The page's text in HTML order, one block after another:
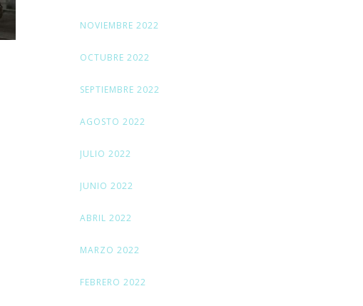
NOVIEMBRE 2022
OCTUBRE 2022
SEPTIEMBRE 2022
AGOSTO 2022
JULIO 2022
JUNIO 2022
ABRIL 2022
MARZO 2022
FEBRERO 2022